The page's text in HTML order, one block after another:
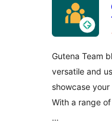
Gutena Team
versatile and
showcase
With a range
…